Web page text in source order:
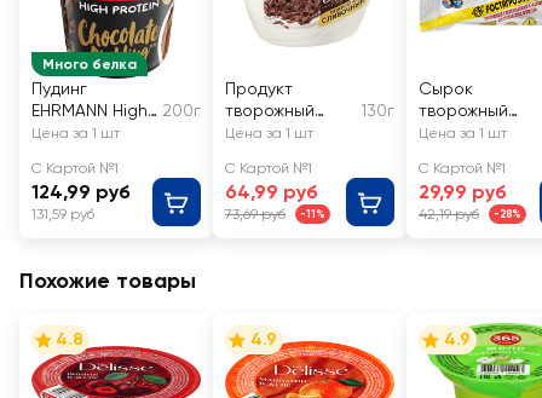
Много белка
Пудинг
EHRMANN High
Protein
белком со
вкусом
шоколада 1,5%
200г
Цена за 1 шт
С Картой №1
124,99 руб
131,59 руб
Продукт
творожный
ДАНИССИМО
изысканным
шоколадом
6,7%, без змж
130г
Цена за 1 шт
С Картой №1
64,99 руб
73,69 руб -11%
Сырок
творожный
глазированный
ОРТ с вареной
сгущенкой
змж
Цена за 1 шт
С Картой №1
29,99 руб
42,19 руб -28%
Похожие товары
4.8 4.9 4.9